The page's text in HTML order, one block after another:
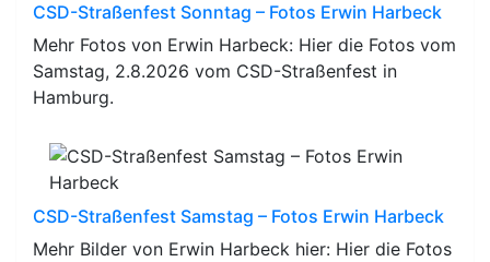
CSD-Straßenfest Sonntag – Fotos Erwin Harbeck
Mehr Fotos von Erwin Harbeck: Hier die Fotos vom
Samstag, 2.8.2026 vom CSD-Straßenfest in
Hamburg.
CSD-Straßenfest Samstag – Fotos Erwin Harbeck
Mehr Bilder von Erwin Harbeck hier: Hier die Fotos